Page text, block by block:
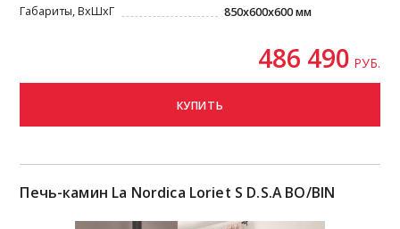
Габариты, ВxШxГ
850x600x600 мм
486 490 РУБ.
КУПИТЬ
Печь-камин La Nordica Loriet S D.S.A BO/BIN